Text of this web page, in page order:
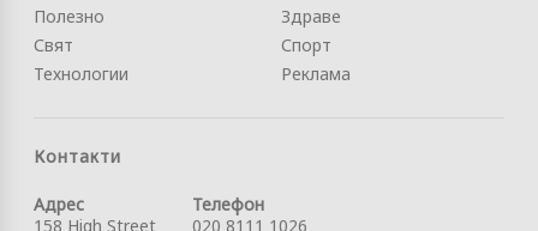
Полезно
Свят
Технологии
Здраве
Спорт
Реклама
Контакти
Адрес
158 High Street
Телефон
020 8111 1026